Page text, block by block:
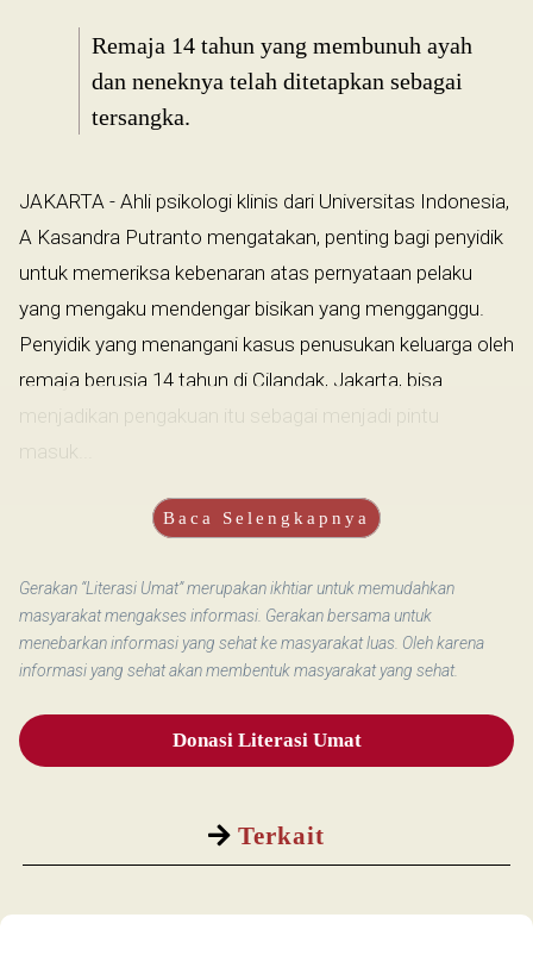
Terkait
Remaja 14 tahun yang membunuh ayah
dan neneknya telah ditetapkan sebagai
tersangka.
JAKARTA - Ahli psikologi klinis dari Universitas Indonesia,
A Kasandra Putranto mengatakan, penting bagi penyidik
untuk memeriksa kebenaran atas pernyataan pelaku
yang mengaku mendengar bisikan yang mengganggu.
Penyidik yang menangani kasus penusukan keluarga oleh
remaja berusia 14 tahun di Cilandak, Jakarta, bisa
menjadikan pengakuan itu sebagai menjadi pintu
masuk...
Baca Selengkapnya
Gerakan “Literasi Umat” merupakan ikhtiar untuk memudahkan
masyarakat mengakses informasi. Gerakan bersama untuk
menebarkan informasi yang sehat ke masyarakat luas. Oleh karena
informasi yang sehat akan membentuk masyarakat yang sehat.
Donasi Literasi Umat